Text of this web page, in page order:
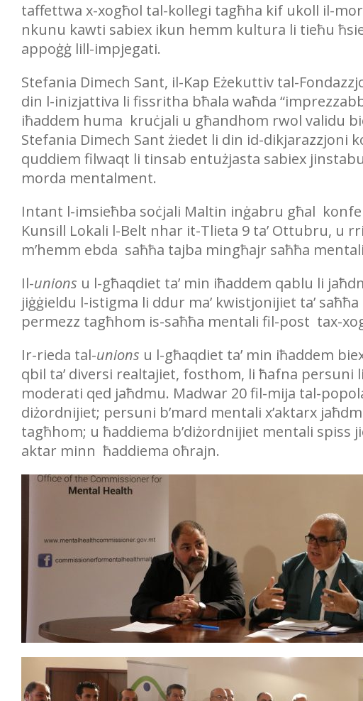
taffettwa x-xogħol tal-kollegi tagħha kif ukoll il-
nkunu kawti sabiex ikun hemm kultura li tieħu
appoġġ lill-impjegati.
Stefania Dimech Sant, il-Kap Eżekuttiv tal-
din l-inizjattiva li fissritha bħala waħda
iħaddem huma kruċjali u għandhom rwol validu
Stefania Dimech Sant żiedet li din id-dikjarazzjoni
quddiem filwaqt li tinsab entużjasta sabiex
morda mentalment.
Intant l-imsieħba soċjali Maltin inġabru għal
Kunsill Lokali l-Belt nhar it-Tlieta 9 ta’ Ottubru, u
m’hemm ebda saħħa tajba mingħajr saħħa
Il-unions u l-għaqdiet ta’ min iħaddem qablu li
jiġġieldu l-istigma li ddur ma’ kwistjonijiet ta’
permezz tagħhom is-saħħa mentali fil-post tax-
Ir-rieda tal-unions u l-għaqdiet ta’ min iħaddem
qbil ta’ diversi realtajiet, fosthom, li ħafna
moderati qed jaħdmu. Madwar 20 fil-mija tal-
diżordnijiet; persuni b’mard mentali x’aktarx
tagħhom; u ħaddiema b’diżordnijiet mentali spiss
aktar minn ħaddiema oħrajn.